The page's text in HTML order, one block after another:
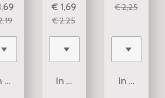
winkelwagen
€ 1,69
€ 2,25
In winkelwagen
€ 2,25
In